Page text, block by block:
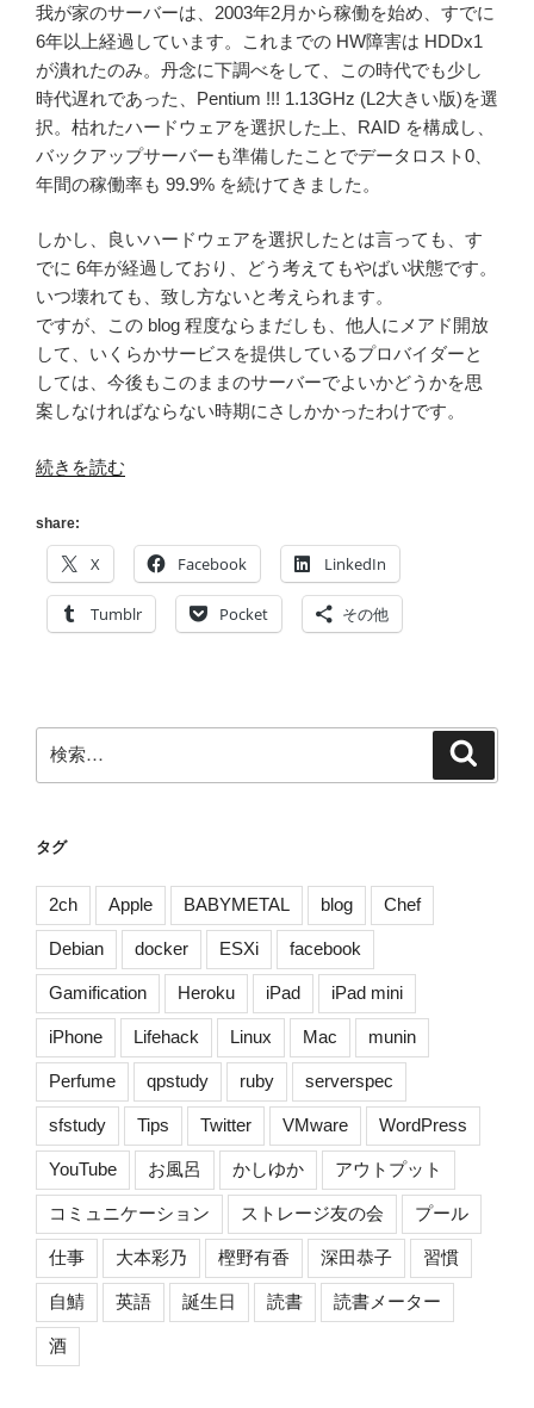
避
難]”
の
我が家のサーバーは、2003年2月から稼働を始め、すでに
6年以上経過しています。これまでの HW障害は HDDx1
が潰れたのみ。丹念に下調べをして、この時代でも少し
時代遅れであった、Pentium !!! 1.13GHz (L2大きい版)を選
択。枯れたハードウェアを選択した上、RAID を構成し、
バックアップサーバーも準備したことでデータロスト0、
年間の稼働率も 99.9% を続けてきました。
しかし、良いハードウェアを選択したとは言っても、す
でに 6年が経過しており、どう考えてもやばい状態です。
いつ壊れても、致し方ないと考えられます。
ですが、この blog 程度ならまだしも、他人にメアド開放
して、いくらかサービスを提供しているプロバイダーと
しては、今後もこのままのサーバーでよいかどうかを思
案しなければならない時期にさしかかったわけです。
“[自
我
が
家
サ
ー
で
シ
テ
構
築
を
ま
じ
め
に
っ
て
る
[更
改]”
の
続きを読む
share:
X Facebook LinkedIn
Tumblr Pocket その他
索:
タグ
2ch Apple BABYMETAL blog Chef
Debian docker ESXi facebook
Gamification Heroku iPad iPad mini
iPhone Lifehack Linux Mac munin
Perfume qpstudy ruby serverspec
sfstudy Tips Twitter VMware WordPress
YouTube お風呂 かしゆか アウトプット
コミュニケーション ストレージ友の会 プール
仕事 大本彩乃 樫野有香 深田恭子 習慣
自鯖 英語 誕生日 読書 読書メーター
酒